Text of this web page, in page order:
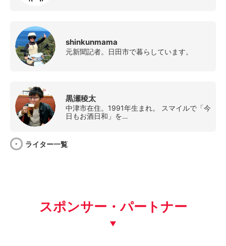
shinkunmama
元新聞記者。日田市で暮らしています。
黒瀬稜太
中津市在住。1991年生まれ。 スマイルで「今
日もお酒日和」を…
ライター一覧
スポンサー・パートナー